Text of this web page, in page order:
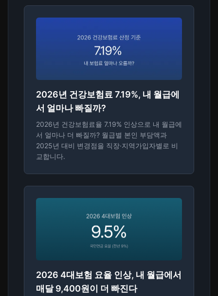
2026년 건강보험료 7.19%, 내 월급에
서 얼마나 빠질까?
2026년 건강보험료율 7.19% 인상으로 내 월급에
서 얼마나 더 빠질까? 월급별 본인 부담액과
2025년 대비 변경점을 직장·지역가입자별로 비
교합니다.
2026 4대보험 요율 인상, 내 월급에서
매달 9,400원이 더 빠진다